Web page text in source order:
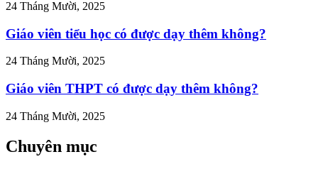
24 Tháng Mười, 2025
Giáo viên tiểu học có được dạy thêm không?
24 Tháng Mười, 2025
Giáo viên THPT có được dạy thêm không?
24 Tháng Mười, 2025
Chuyên mục